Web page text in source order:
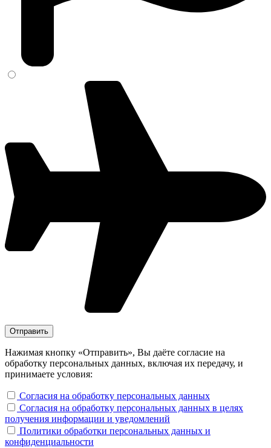
Нажимая кнопку «Отправить», Вы даёте согласие на
обработку персональных данных, включая их передачу, и
принимаете условия:
Согласия на обработку персональных данных
Согласия на обработку персональных данных в целях
получения информации и уведомлений
Политики обработки персональных данных и
конфиденциальности